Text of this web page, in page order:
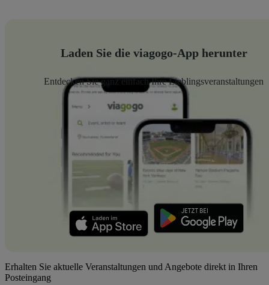
Laden Sie die viagogo-App herunter
Entdecken Sie ganz einfach Ihre Lieblingsveranstaltungen
Erhalten Sie aktuelle Veranstaltungen und Angebote direkt in Ihren
Posteingang